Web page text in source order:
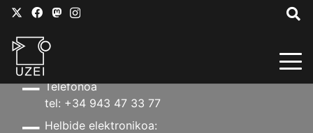
Helbidea
Telefonoa
tel: +34 943 47 33 77
Helbide elektronikoa: